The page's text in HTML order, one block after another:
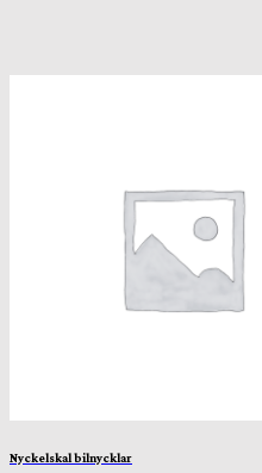
Nyckelskal bilnycklar